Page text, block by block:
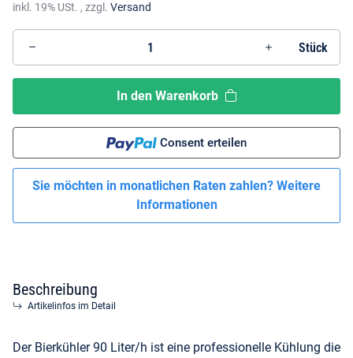
inkl. 19% USt. , zzgl. Versand
Stück
In den Warenkorb
Consent erteilen
Sie möchten in monatlichen Raten zahlen? Weitere
Informationen
Beschreibung
Artikelinfos im Detail
Der Bierkühler 90 Liter/h ist eine professionelle Kühlung die